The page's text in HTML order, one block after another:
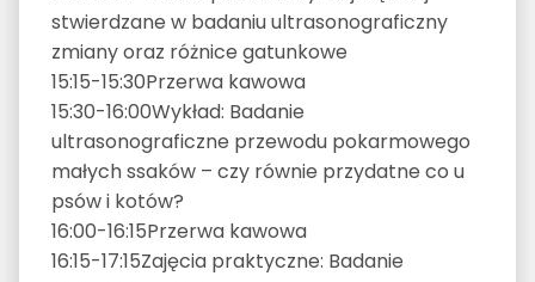
stwierdzane w badaniu ultrasonograficzny
zmiany oraz różnice gatunkowe
15:15-15:30Przerwa kawowa
15:30-16:00Wykład: Badanie
ultrasonograficzne przewodu pokarmowego
małych ssaków – czy równie przydatne co u
psów i kotów?
16:00-16:15Przerwa kawowa
16:15-17:15Zajęcia praktyczne: Badanie